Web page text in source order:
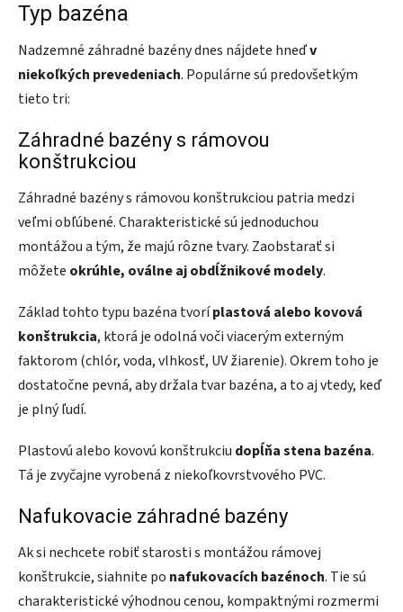
Typ bazéna
Nadzemné záhradné bazény dnes nájdete hneďv
niekoľkých prevedeniach. Populárne sú predovšetkým
tieto tri:
Záhradné bazény s rámovou
konštrukciou
Záhradné bazény s rámovou konštrukciou patria medzi
veľmi obľúbené. Charakteristické sú jednoduchou
montážou a tým, že majú rôzne tvary. Zaobstarať si
môžete okrúhle, oválne aj obdĺžnikové modely.
Základ tohto typu bazéna tvoríplastová alebo kovová
konštrukcia, ktorá je odolná voči viacerým externým
faktorom (chlór, voda, vlhkosť, UV žiarenie). Okrem toho je
dostatočne pevná, aby držala tvar bazéna, a to aj vtedy, keď
je plný ľudí.
Plastovú alebo kovovú konštrukciu dopĺňa stena bazéna.
Tá je zvyčajne vyrobená z niekoľkovrstvového PVC.
Nafukovacie záhradné bazény
Ak si nechcete robiť starosti s montážou rámovej
konštrukcie, siahnite po nafukovacích bazénoch. Tie sú
charakteristické výhodnou cenou, kompaktnými rozmermi